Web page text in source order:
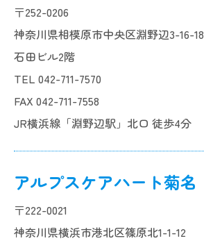
〒252-0206
神奈川県相模原市中央区淵野辺3-16-18
石田ビル2階
TEL 042-711-7570
FAX 042-711-7558
JR横浜線「淵野辺駅」北口 徒歩4分
アルプスケアハート菊名
〒222-0021
神奈川県横浜市港北区篠原北1-1-12